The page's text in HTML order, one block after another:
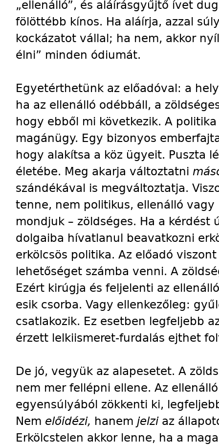
„ellenálló”, és aláírásgyűjtő ívet
fölöttébb kínos. Ha aláírja, azzal
kockázatot vállal; ha nem, akkor
élni” minden ódiumát.
Egyetérthetünk az előadóval: a
ha az ellenálló odébbáll, a
hogy ebből mi következik. A
magánügy. Egy bizonyos
hogy alakítsa a köz ügyeit. Puszta
életébe. Meg akarja változtatni
szándékával is megváltoztatja.
tenne, nem politikus, ellenálló
mondjuk – zöldséges. Ha a
dolgaiba hívatlanul beavatkozni
erkölcsös politika. Az előadó
lehetőséget számba venni. A
Ezért kirúgja és feljelenti az
esik csorba. Vagy ellenkezőleg:
csatlakozik. Ez esetben legfeljebb
érzett lelkiismeret-furdalás ejthet
De jó, vegyük az alapesetet. A
nem mer fellépni ellene. Az
egyensúlyából zökkenti ki,
Nem előidézi, hanem jelzi az
Erkölcstelen akkor lenne, ha a